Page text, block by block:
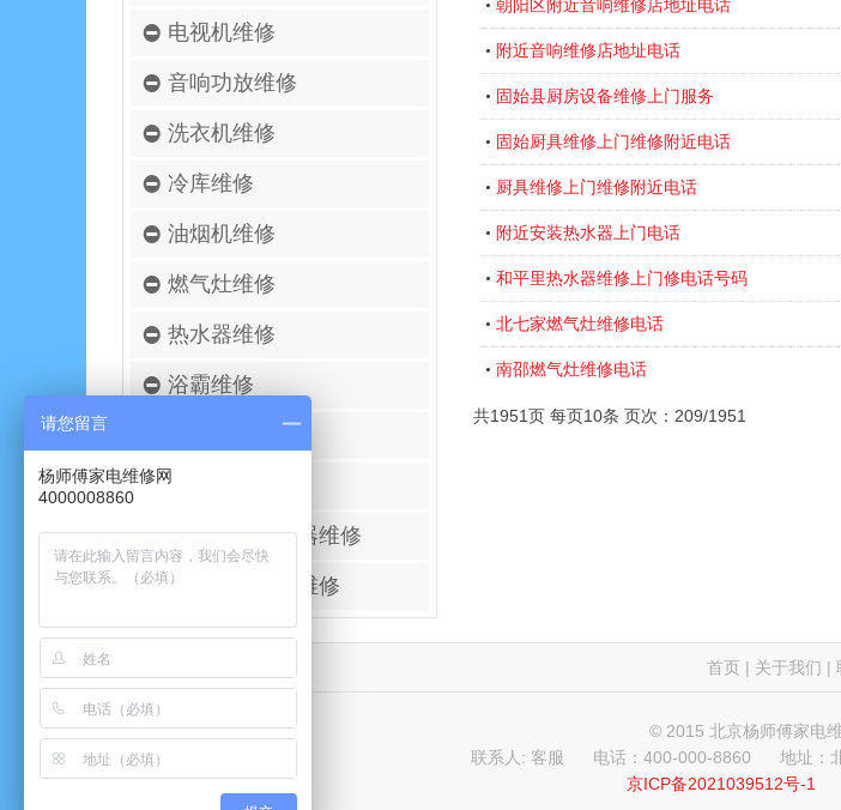
电视机维修
音响功放维修
洗衣机维修
冷库维修
油烟机维修
燃气灶维修
热水器维修
浴霸维修
壁挂炉维修
进口空气净化器维修
太阳能热水器维修
• 朝阳区附近音响维修店地址电话
• 附近音响维修店地址电话
• 固始县厨房设备维修上门服务
• 固始厨具维修上门维修附近电话
• 厨具维修上门维修附近电话
• 附近安装热水器上门电话
• 和平里热水器维修上门修电话号码
• 北七家燃气灶维修电话
• 南邵燃气灶维修电话
共1951页 每页10条 页次：209/1951
首页 | 关于我们 |
© 2015 北京杨师傅家电
联系人: 客服
电话：400-000-8860
地址：
京ICP备2021039512号-1
请您留言
杨师傅家电维修网
4000008860